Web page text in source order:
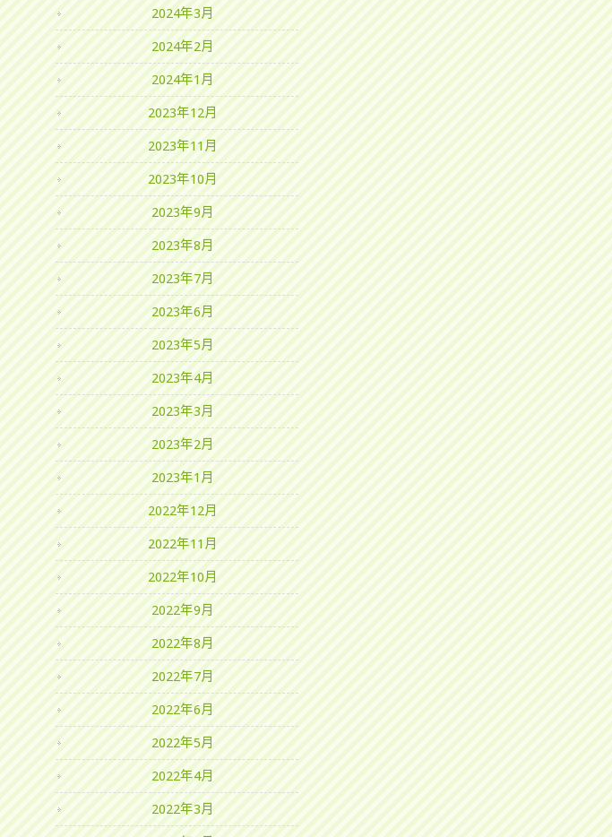
2024年3月
2024年2月
2024年1月
2023年12月
2023年11月
2023年10月
2023年9月
2023年8月
2023年7月
2023年6月
2023年5月
2023年4月
2023年3月
2023年2月
2023年1月
2022年12月
2022年11月
2022年10月
2022年9月
2022年8月
2022年7月
2022年6月
2022年5月
2022年4月
2022年3月